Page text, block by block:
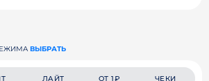
ВЫБРАТЬ
ЛАЙТ ОТ 1₽ ЧЕКИ